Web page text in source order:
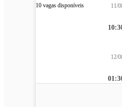
10 vagas disponíveis 11/
12/